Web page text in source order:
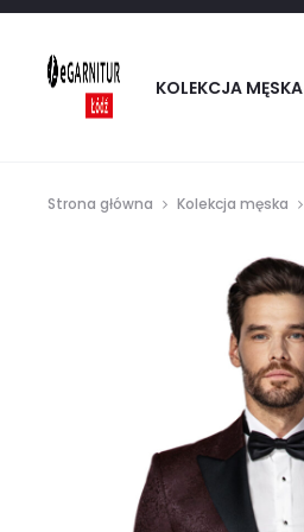
KOLEKCJA MĘSKA
Strona główna Kolekcja męska